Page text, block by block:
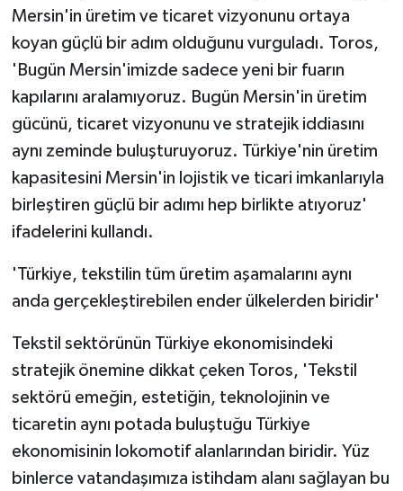
Mersin'in üretim ve ticaret vizyonunu ortaya
koyan güçlü bir adım olduğunu vurguladı. Toros,
'Bugün Mersin'imizde sadece yeni bir fuarın
kapılarını aralamıyoruz. Bugün Mersin'in üretim
gücünü, ticaret vizyonunu ve stratejik iddiasını
aynı zeminde buluşturuyoruz. Türkiye'nin üretim
kapasitesini Mersin'in lojistik ve ticari imkanlarıyla
birleştiren güçlü bir adımı hep birlikte atıyoruz'
ifadelerini kullandı.
'Türkiye, tekstilin tüm üretim aşamalarını aynı
anda gerçekleştirebilen ender ülkelerden biridir'
Tekstil sektörünün Türkiye ekonomisindeki
stratejik önemine dikkat çeken Toros, 'Tekstil
sektörü emeğin, estetiğin, teknolojinin ve
ticaretin aynı potada buluştuğu Türkiye
ekonomisinin lokomotif alanlarından biridir. Yüz
binlerce vatandaşımıza istihdam alanı sağlayan bu